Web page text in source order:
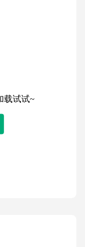
载试试~